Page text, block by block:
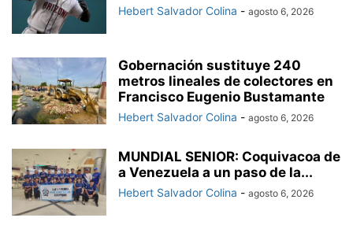
Hebert Salvador Colina - agosto 6, 2026
Gobernación sustituye 240
metros lineales de colectores en
Francisco Eugenio Bustamante
Hebert Salvador Colina - agosto 6, 2026
MUNDIAL SENIOR: Coquivacoa de
a Venezuela a un paso de la...
Hebert Salvador Colina - agosto 6, 2026